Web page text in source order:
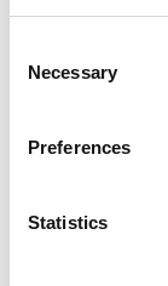
Selection
Necessary
Preferences
Statistics